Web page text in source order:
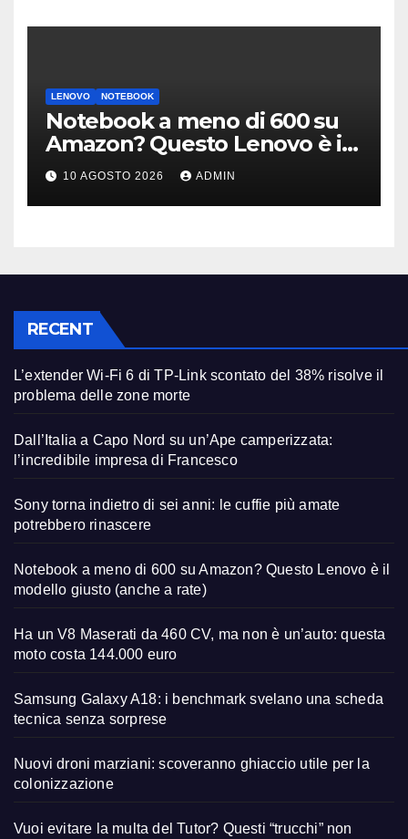
LENOVO NOTEBOOK
Notebook a meno di 600 su
Amazon? Questo Lenovo è il
modello giusto (anche a rate)
10 AGOSTO 2026 ADMIN
RECENT
L’extender Wi-Fi 6 di TP-Link scontato del 38% risolve il
problema delle zone morte
Dall’Italia a Capo Nord su un’Ape camperizzata:
l’incredibile impresa di Francesco
Sony torna indietro di sei anni: le cuffie più amate
potrebbero rinascere
Notebook a meno di 600 su Amazon? Questo Lenovo è il
modello giusto (anche a rate)
Ha un V8 Maserati da 460 CV, ma non è un’auto: questa
moto costa 144.000 euro
Samsung Galaxy A18: i benchmark svelano una scheda
tecnica senza sorprese
Nuovi droni marziani: scoveranno ghiaccio utile per la
colonizzazione
Vuoi evitare la multa del Tutor? Questi “trucchi” non